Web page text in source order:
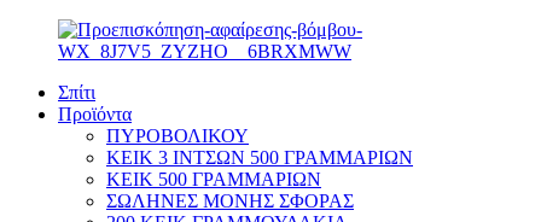
Σπίτι
Προϊόντα
ΠΥΡΟΒΟΛΙΚΟΥ
ΚΕΙΚ 3 ΙΝΤΣΩΝ 500 ΓΡΑΜΜΑΡΙΩΝ
ΚΕΙΚ 500 ΓΡΑΜΜΑΡΙΩΝ
ΣΩΛΗΝΕΣ ΜΟΝΗΣ ΣΦΟΡΑΣ